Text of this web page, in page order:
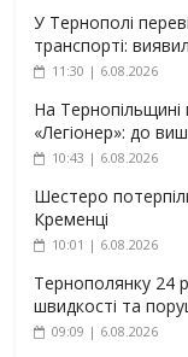
У Тернополі
транспорті:
11:30 | 6.08.2026
На Тернопільщині
«Легіонер»: до
10:43 | 6.08.2026
Шестеро
Кременці
10:01 | 6.08.2026
Тернополянку 24
швидкості та
09:09 | 6.08.2026